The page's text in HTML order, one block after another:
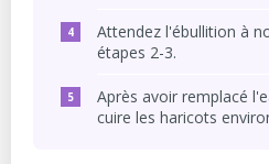
Attendez l'ébullition à
étapes 2-3.
Après avoir remplacé
cuire les haricots